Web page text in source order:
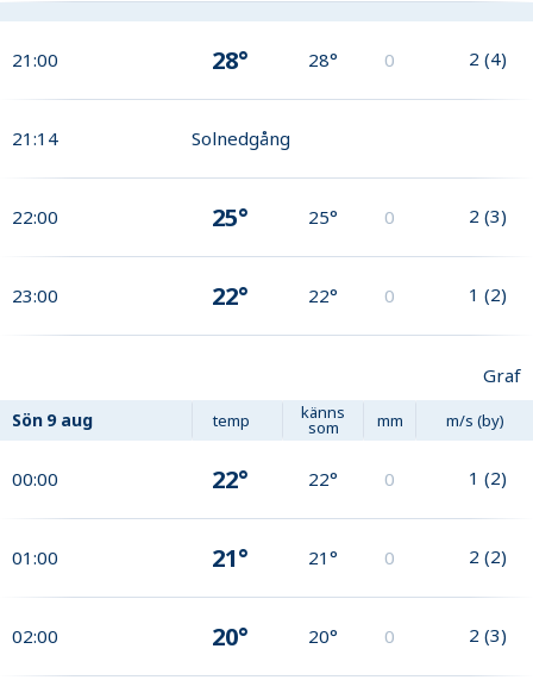
21:00 28° 28° 0 2 (4)
21:14 Solnedgång
22:00 25° 25° 0 2 (3)
23:00 22° 22° 0 1 (2)
Graf
Sön 9 aug temp känns
som mm m/s (by)
00:00 22° 22° 0 1 (2)
01:00 21° 21° 0 2 (2)
02:00 20° 20° 0 2 (3)